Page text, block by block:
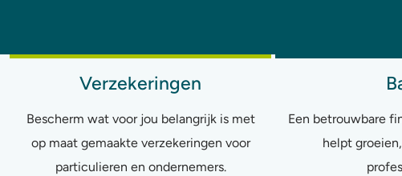
Verzekeringen
Bescherm wat voor jou belangrijk is met
op maat gemaakte verzekeringen voor
particulieren en ondernemers.
Een betrouwbare
helpt